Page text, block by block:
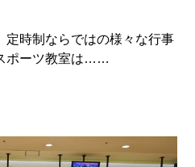
定時制ならではの様々な行事
ポーツ教室は……